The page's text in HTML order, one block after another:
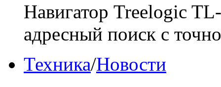
Навигатор Treelogic
адресный поиск с
Техника/Новости